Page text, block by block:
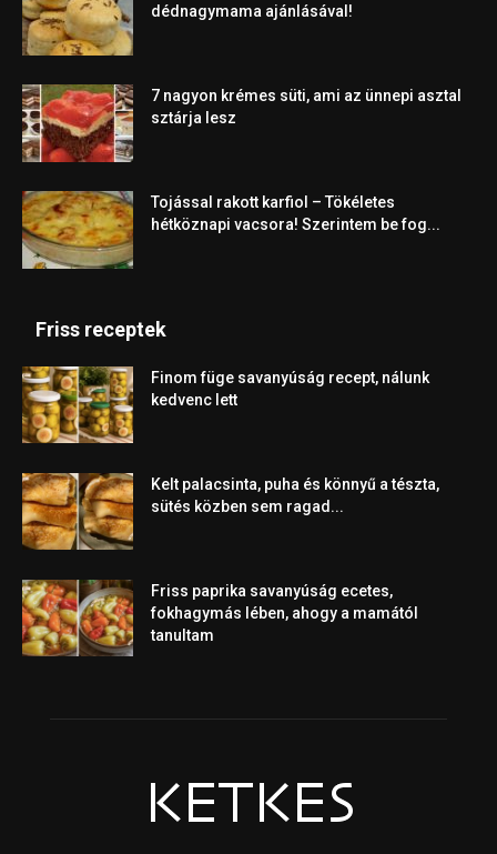
dédnagymama ajánlásával!
7 nagyon krémes süti, ami az ünnepi asztal
sztárja lesz
Tojással rakott karfiol – Tökéletes
hétköznapi vacsora! Szerintem be fog...
Friss receptek
Finom füge savanyúság recept, nálunk
kedvenc lett
Kelt palacsinta, puha és könnyű a tészta,
sütés közben sem ragad...
Friss paprika savanyúság ecetes,
fokhagymás lében, ahogy a mamától
tanultam